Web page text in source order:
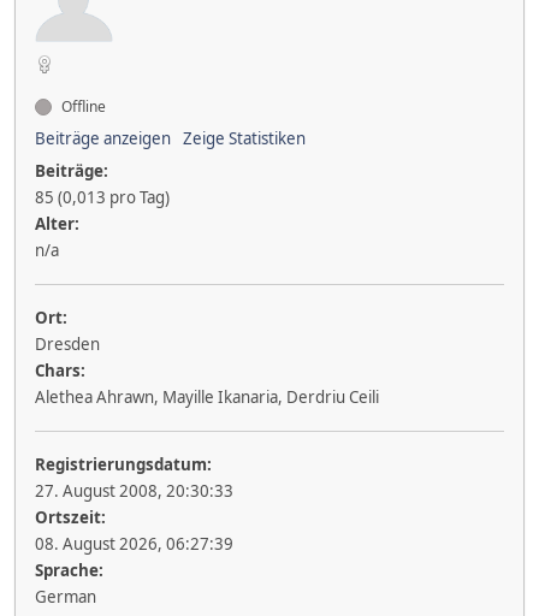
Offline
Beiträge anzeigen Zeige Statistiken
Beiträge:
85 (0,013 pro Tag)
Alter:
n/a
Ort:
Dresden
Chars:
Alethea Ahrawn, Mayille Ikanaria, Derdriu Ceili
Registrierungsdatum:
27. August 2008, 20:30:33
Ortszeit:
08. August 2026, 06:27:39
Sprache:
German